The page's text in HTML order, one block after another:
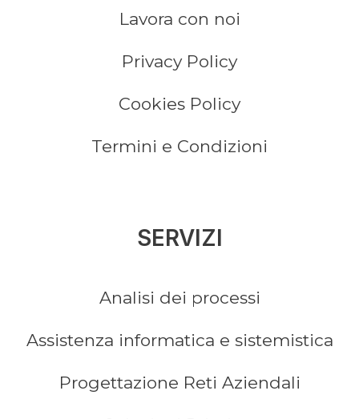
Lavora con noi
Privacy Policy
Cookies Policy
Termini e Condizioni
SERVIZI
Analisi dei processi
Assistenza informatica e sistemistica
Progettazione Reti Aziendali